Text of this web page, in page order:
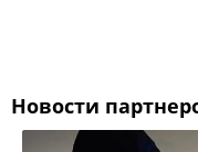
Новости